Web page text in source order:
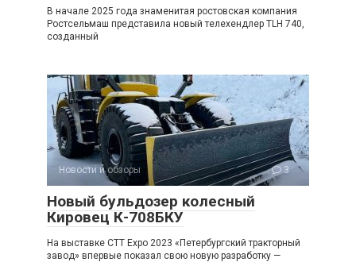
В начале 2025 года знаменитая ростовская компания
Ростсельмаш представила новый телехендлер TLH 740,
созданный
Новости и обзоры 3
Новый бульдозер колесный
Кировец К-708БКУ
На выставке CTT Expo 2023 «Петербургский тракторный
завод» впервые показал свою новую разработку —